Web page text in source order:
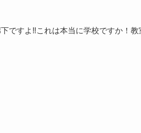
ですよ‼これは本当に学校ですか！